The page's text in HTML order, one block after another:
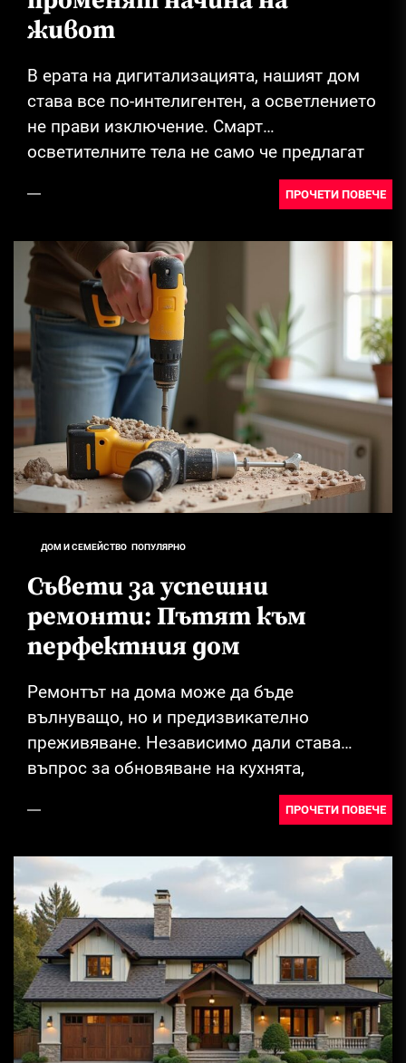
живот
В ерата на дигитализацията, нашият дом
става все по-интелигентен, а осветлението
не прави изключение. Смарт
осветителните тела не само че предлагат
ПРОЧЕТИ ПОВЕЧЕ
ДОМ И СЕМЕЙСТВО ПОПУЛЯРНО
Съвети за успешни
ремонти: Пътят към
перфектния дом
Ремонтът на дома може да бъде
вълнуващо, но и предизвикателно
преживяване. Независимо дали става
въпрос за обновяване на кухнята,
преобразяване на хола или просто
ПРОЧЕТИ ПОВЕЧЕ